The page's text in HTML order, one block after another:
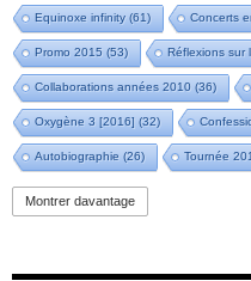
Equinoxe infinity(61) Concerts
Promo 2015 (53) Réflexions sur
Collaborations années 2010 (36)
Oxygène 3 [2016] (32)
Autobiographie (26) Tournée
Promo 2019(23)
Montrer davantage